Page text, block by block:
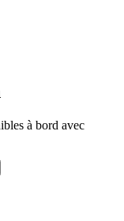
à bord avec